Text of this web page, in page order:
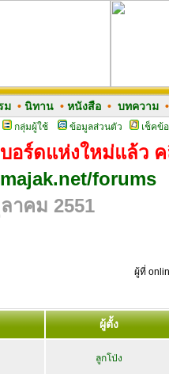
ม• นิทาน• หนังสือ• บทความ•
กลุ่มผู้ใช้ ข้อมูลส่วนตัว เช็คข้
บอร์ดแห่งใหม่แล้ว
forums
าคม 2551
ผู้ที่
ผู้ตั้ง
ลูกโป่ง